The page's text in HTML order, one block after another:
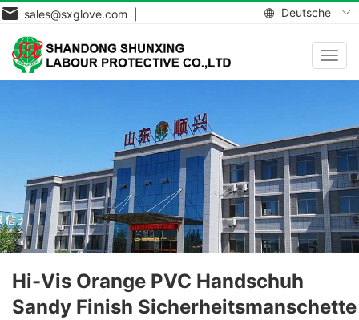
Deutsche
sales@sxglove.com |
Hi-Vis Orange PVC Handschuh
Sandy Finish Sicherheitsmanschette